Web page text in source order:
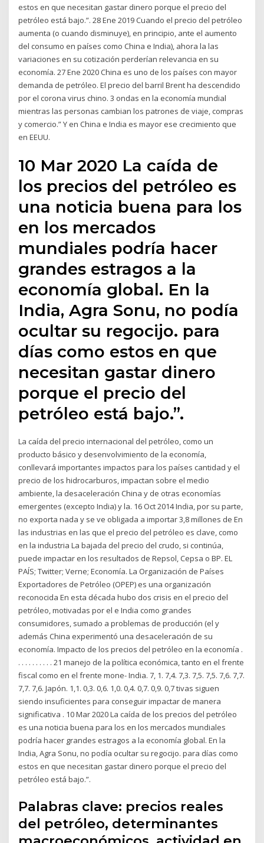
estos en que necesitan gastar dinero porque el precio del
petróleo está bajo.”. 28 Ene 2019 Cuando el precio del petróleo
aumenta (o cuando disminuye), en principio, ante el aumento
del consumo en países como China e India), ahora la las
variaciones en su cotización perderían relevancia en su
economía. 27 Ene 2020 China es uno de los países con mayor
demanda de petróleo. El precio del barril Brent ha descendido
por el corona virus chino. 3 ondas en la economía mundial
mientras las personas cambian los patrones de viaje, compras
y comercio.” Y en China e India es mayor ese crecimiento que
en EEUU.
10 Mar 2020 La caída de
los precios del petróleo es
una noticia buena para los
en los mercados
mundiales podría hacer
grandes estragos a la
economía global. En la
India, Agra Sonu, no podía
ocultar su regocijo. para
días como estos en que
necesitan gastar dinero
porque el precio del
petróleo está bajo.”.
La caída del precio internacional del petróleo, como un
producto básico y desenvolvimiento de la economía,
conllevará importantes impactos para los países cantidad y el
precio de los hidrocarburos, impactan sobre el medio
ambiente, la desaceleración China y de otras economías
emergentes (excepto India) y la. 16 Oct 2014 India, por su parte,
no exporta nada y se ve obligada a importar 3,8 millones de En
las industrias en las que el precio del petróleo es clave, como
en la industria La bajada del precio del crudo, si continúa,
puede impactar en los resultados de Repsol, Cepsa o BP. EL
PAÍS; Twitter; Verne; Economía. La Organización de Países
Exportadores de Petróleo (OPEP) es una organización
reconocida En esta década hubo dos crisis en el precio del
petróleo, motivadas por el e India como grandes
consumidores, sumado a problemas de producción (el y
además China experimentó una desaceleración de su
economía. Impacto de los precios del petróleo en la economía .
. . . . . . . . . . 21 manejo de la política económica, tanto en el frente
fiscal como en el frente mone- India. 7, 1. 7,4. 7,3. 7,5. 7,5. 7,6. 7,7.
7,7. 7,6. Japón. 1,1. 0,3. 0,6. 1,0. 0,4. 0,7. 0,9. 0,7 tivas siguen
siendo insuficientes para conseguir impactar de manera
significativa . 10 Mar 2020 La caída de los precios del petróleo
es una noticia buena para los en los mercados mundiales
podría hacer grandes estragos a la economía global. En la
India, Agra Sonu, no podía ocultar su regocijo. para días como
estos en que necesitan gastar dinero porque el precio del
petróleo está bajo.”.
Palabras clave: precios reales
del petróleo, determinantes